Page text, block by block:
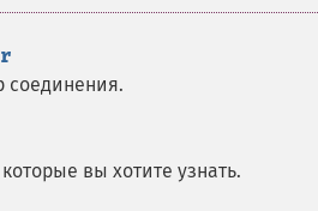
соединения.
вы хотите узнать.